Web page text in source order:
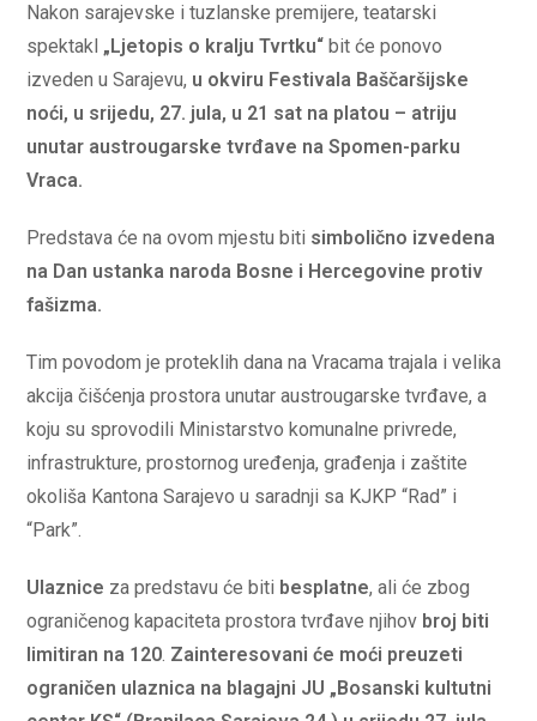
Nakon sarajevske i tuzlanske premijere, teatarski
spektakl „Ljetopis o kralju Tvrtku“bit će ponovo
izveden u Sarajevu, u okviru Festivala Baščaršijske
noći, u srijedu, 27. jula, u 21 sat na platou – atriju
unutar austrougarske tvrđave na Spomen-parku
Vraca.
Predstava će na ovom mjestu biti simbolično izvedena
na Dan ustanka naroda Bosne i Hercegovine protiv
fašizma.
Tim povodom je proteklih dana na Vracama trajala i velika
akcija čišćenja prostora unutar austrougarske tvrđave, a
koju su sprovodili Ministarstvo komunalne privrede,
infrastrukture, prostornog uređenja, građenja i zaštite
okoliša Kantona Sarajevo u saradnji sa KJKP “Rad” i
“Park”.
Ulaznice za predstavu će biti besplatne, ali će zbog
ograničenog kapaciteta prostora tvrđave njihov broj biti
limitiran na 120. Zainteresovani će moći preuzeti
ograničen ulaznica na blagajni JU „Bosanski kultutni